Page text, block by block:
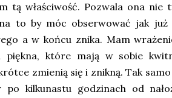
tą właściwość. Pozwala ona nie
to by móc obserwować jak
a w końcu znika. Mam
które mają w sobie
zmienią się i znikną. Tak
kilkunastu godzinach od